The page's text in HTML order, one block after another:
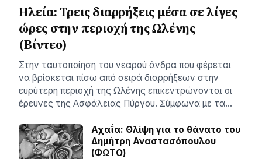
Ηλεία: Τρεις διαρρήξεις μέσα σε λίγες
ώρες στην περιοχή της Ωλένης
(Βίντεο)
Στην ταυτοποίηση του νεαρού άνδρα που φέρεται
να βρίσκεται πίσω από σειρά διαρρήξεων στην
ευρύτερη περιοχή της Ωλένης επικεντρώνονται οι
έρευνες της Ασφάλειας Πύργου. Σύμφωνα με τα…
Αχαΐα: Θλίψη για το θάνατο του
Δημήτρη Αναστασόπουλου
(ΦΩΤΟ)